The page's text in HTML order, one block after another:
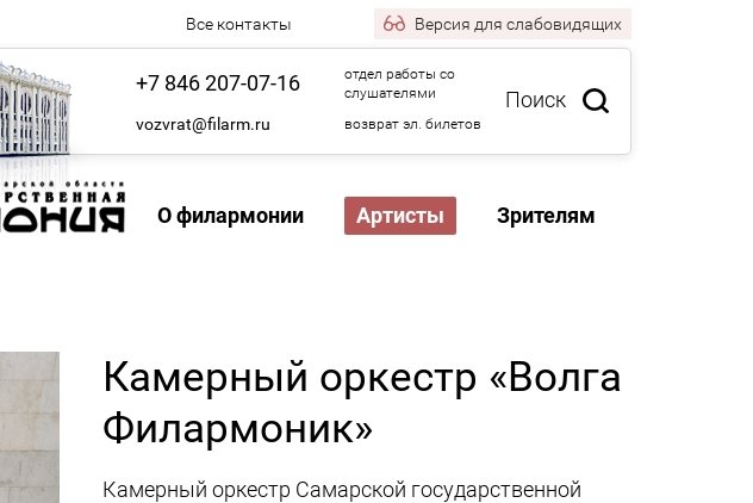
Все контакты Версия для слабовидящих
Поиск
+7 846 207-07-16
отдел работы со
слушателями
vozvrat@filarm.ru возврат эл. билетов
О филармонии Артисты Зрителям
Камерный оркестр «Волга
Филармоник»
Камерный оркестр Самарской государственной